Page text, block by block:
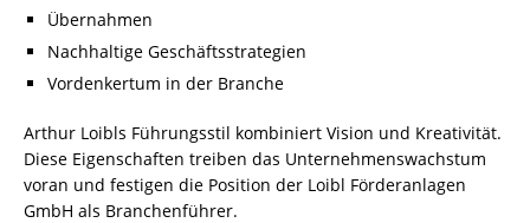
Übernahmen
Nachhaltige Geschäftsstrategien
Vordenkertum in der Branche
Arthur Loibls Führungsstil kombiniert Vision und Kreativität.
Diese Eigenschaften treiben das Unternehmenswachstum
voran und festigen die Position der Loibl Förderanlagen
GmbH als Branchenführer.